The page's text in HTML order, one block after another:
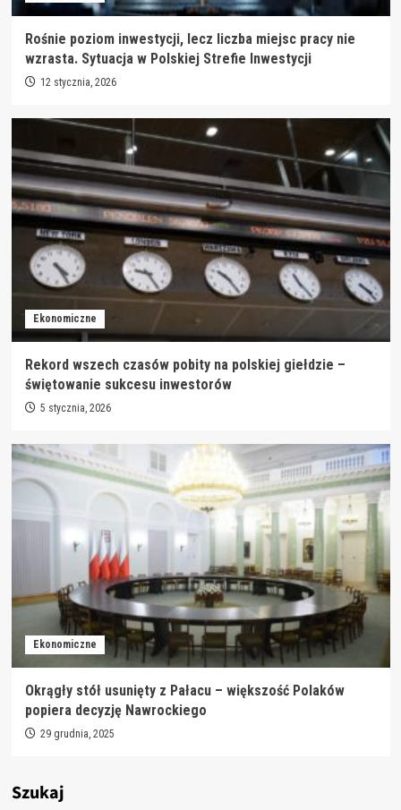
Rośnie poziom inwestycji, lecz liczba miejsc pracy nie
wzrasta. Sytuacja w Polskiej Strefie Inwestycji
12 stycznia, 2026
Ekonomiczne
Rekord wszech czasów pobity na polskiej giełdzie –
świętowanie sukcesu inwestorów
5 stycznia, 2026
Ekonomiczne
Okrągły stół usunięty z Pałacu – większość Polaków
popiera decyzję Nawrockiego
29 grudnia, 2025
Szukaj